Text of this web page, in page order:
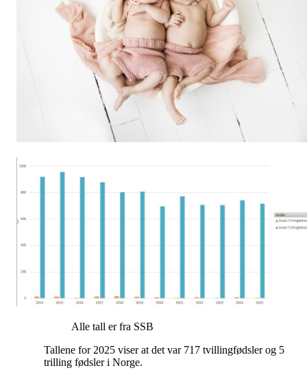
Alle tall er fra SSB
Tallene for 2025 viser at det var 717 tvillingfødsler og 5
trilling fødsler i Norge.